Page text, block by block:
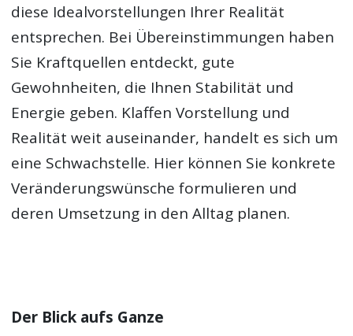
diese Idealvorstellungen Ihrer Realität
entsprechen. Bei Übereinstimmungen haben
Sie Kraftquellen entdeckt, gute
Gewohnheiten, die Ihnen Stabilität und
Energie geben. Klaffen Vorstellung und
Realität weit auseinander, handelt es sich um
eine Schwachstelle. Hier können Sie konkrete
Veränderungswünsche formulieren und
deren Umsetzung in den Alltag planen.
Der Blick aufs Ganze